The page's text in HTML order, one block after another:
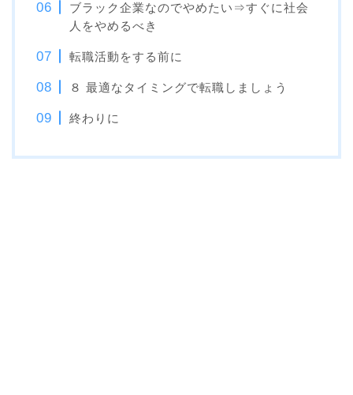
ブラック企業なのでやめたい⇒すぐに社会
人をやめるべき
転職活動をする前に
８ 最適なタイミングで転職しましょう
終わりに